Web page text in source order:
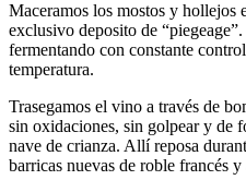
Maceramos los mostos y hollejos
exclusivo deposito de
fermentando con constante
temperatura.
Trasegamos el vino a través de
sin oxidaciones, sin golpear y de
nave de crianza. Allí reposa
barricas nuevas de roble francés y